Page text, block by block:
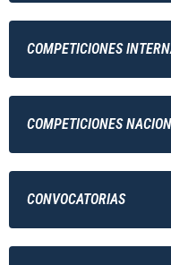
COMPETICIONES
COMPETICIONES
CONVOCATORIAS